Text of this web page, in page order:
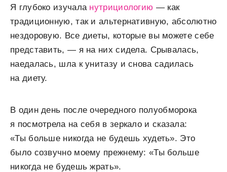
Я глубоко изучала нутрициологию — как
традиционную, так и альтернативную, абсолютно
нездоровую. Все диеты, которые вы можете себе
представить, — я на них сидела. Срывалась,
наедалась, шла к унитазу и снова садилась
на диету.
В один день после очередного полуобморока
я посмотрела на себя в зеркало и сказала:
«Ты больше никогда не будешь худеть». Это
было созвучно моему прежнему: «Ты больше
никогда не будешь жрать».